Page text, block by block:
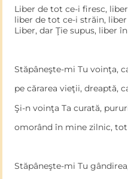
Liber de tot ce-i firesc,
liber de tot ce-i străin,
Liber, dar Ţie supus, liber
Stăpâneşte-mi Tu voinţa,
pe cărarea vieţii, dreaptă,
Şi-n voinţa Ta curată,
omorând în mine zilnic,
Stăpâneşte-mi Tu